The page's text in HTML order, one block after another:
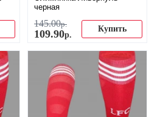
черная
145.00р.
109.90р.
Купить